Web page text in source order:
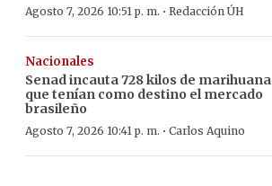
Agosto 7, 2026 10:51 p. m. · Redacción ÚH
Nacionales
Senad incauta 728 kilos de marihuana
que tenían como destino el mercado
brasileño
Agosto 7, 2026 10:41 p. m. · Carlos Aquino